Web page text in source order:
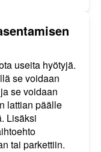
useita hyötyjä.
se voidaan
se voidaan
lattian päälle
Lisäksi
tai parkettiin.